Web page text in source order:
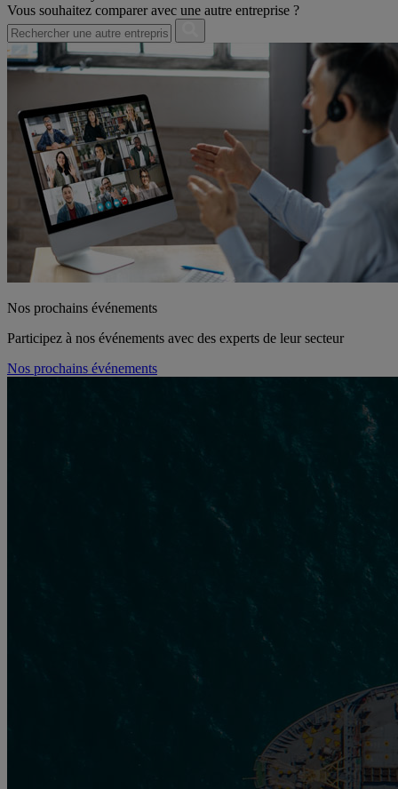
Vous souhaitez comparer avec une autre entreprise ?
Nos prochains événements
Participez à nos événements avec des experts de leur secteur
Nos prochains événements